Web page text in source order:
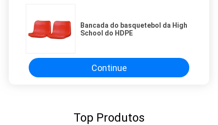
Bancada do basquetebol da High
School do HDPE
Continue
Top Produtos